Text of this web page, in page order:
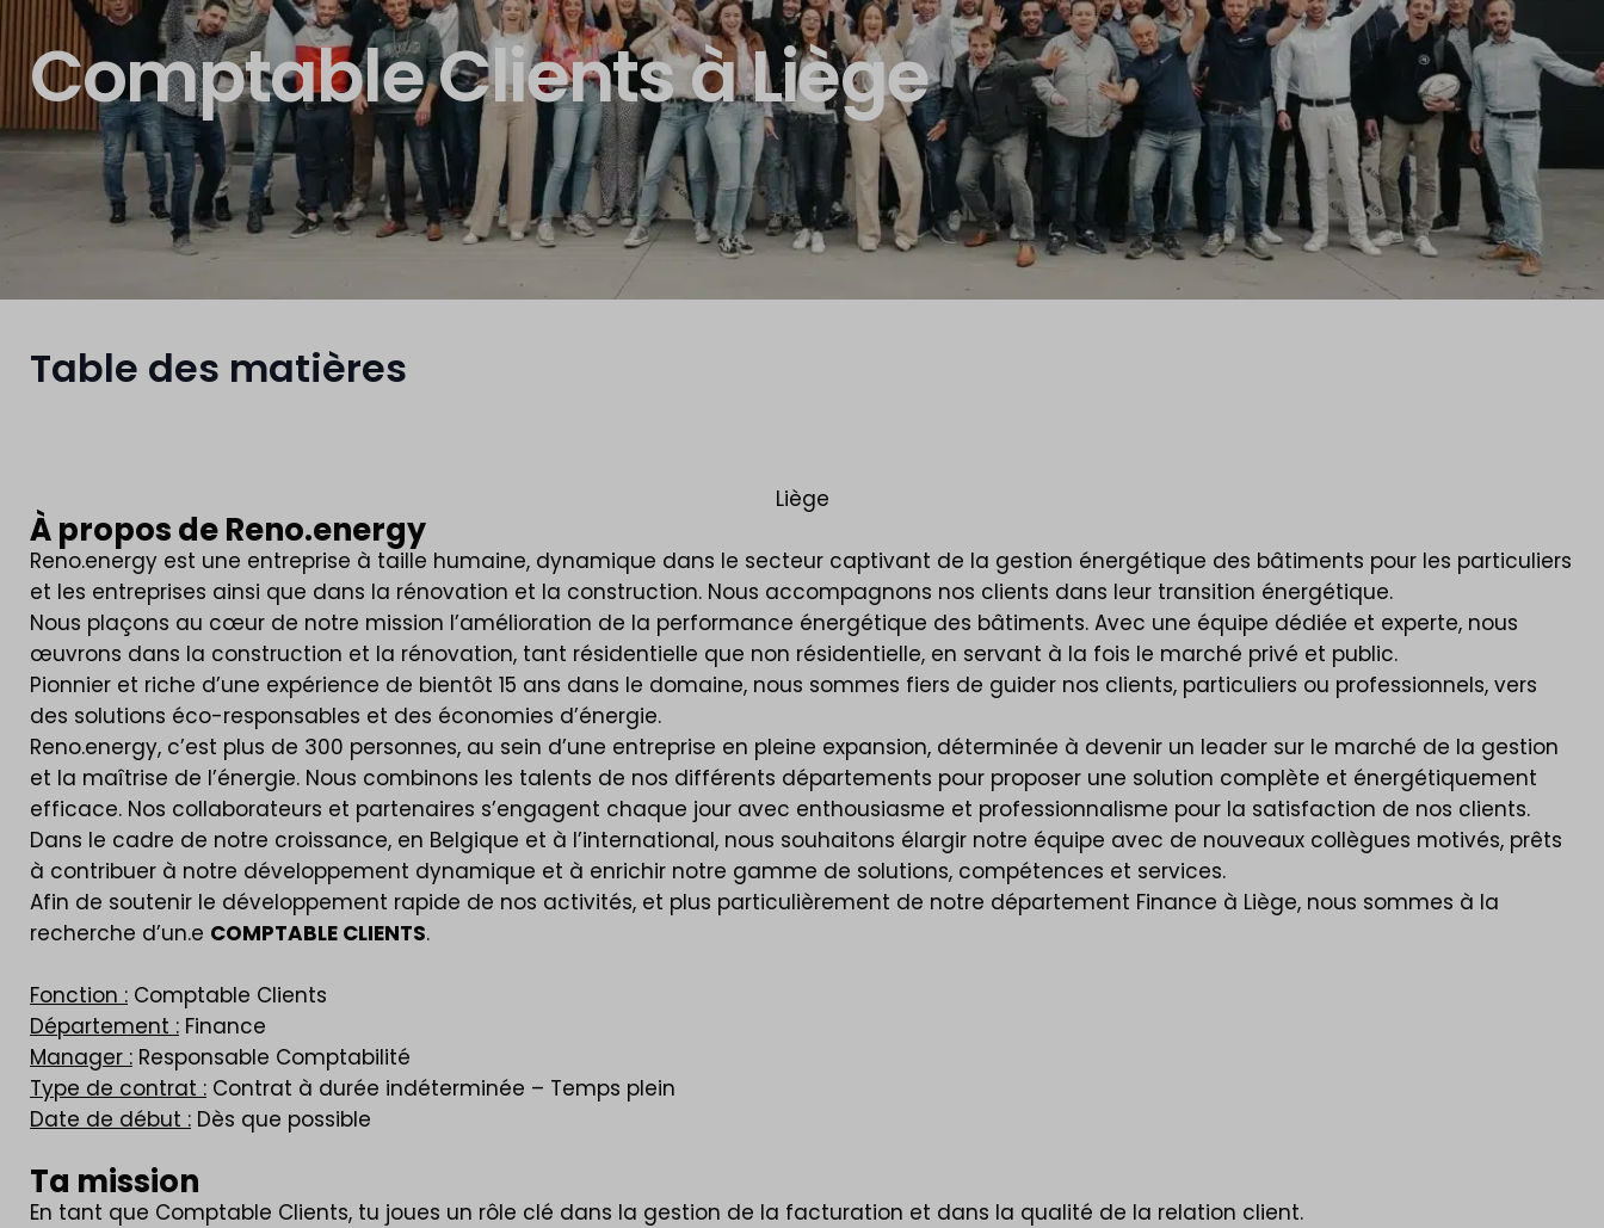
Comptable Clients à Liège
Table des matières
Liège
À propos de Reno.energy
Reno.energy est une entreprise à taille humaine, dynamique dans le secteur captivant de la gestion énergétique des bâtiments pour les particuliers
et les entreprises ainsi que dans la rénovation et la construction. Nous accompagnons nos clients dans leur transition énergétique.
Nous plaçons au cœur de notre mission l’amélioration de la performance énergétique des bâtiments. Avec une équipe dédiée et experte, nous
œuvrons dans la construction et la rénovation, tant résidentielle que non résidentielle, en servant à la fois le marché privé et public.
Pionnier et riche d’une expérience de bientôt 15 ans dans le domaine, nous sommes fiers de guider nos clients, particuliers ou professionnels, vers
des solutions éco-responsables et des économies d’énergie.
Reno.energy, c’est plus de 300 personnes, au sein d’une entreprise en pleine expansion, déterminée à devenir un leader sur le marché de la gestion
et la maîtrise de l’énergie. Nous combinons les talents de nos différents départements pour proposer une solution complète et énergétiquement
efficace. Nos collaborateurs et partenaires s’engagent chaque jour avec enthousiasme et professionnalisme pour la satisfaction de nos clients.
Dans le cadre de notre croissance, en Belgique et à l’international, nous souhaitons élargir notre équipe avec de nouveaux collègues motivés, prêts
à contribuer à notre développement dynamique et à enrichir notre gamme de solutions, compétences et services.
Afin de soutenir le développement rapide de nos activités, et plus particulièrement de notre département Finance à Liège, nous sommes à la
recherche d’un.e COMPTABLE CLIENTS.
Fonction : Comptable Clients
Département : Finance
Manager : Responsable Comptabilité
Type de contrat : Contrat à durée indéterminée – Temps plein
Date de début : Dès que possible
Ta mission
En tant que Comptable Clients, tu joues un rôle clé dans la gestion de la facturation et dans la qualité de la relation client.